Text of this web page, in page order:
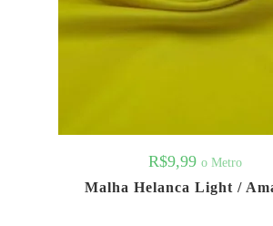
R$9,99 o Metro
Malha Helanca Light /